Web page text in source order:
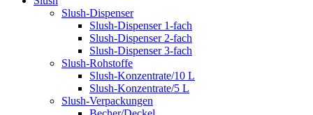
Slush-Dispenser
Slush-Dispenser 1-fach
Slush-Dispenser 2-fach
Slush-Dispenser 3-fach
Slush-Rohstoffe
Slush-Konzentrate/10 L
Slush-Konzentrate/5 L
Slush-Verpackungen